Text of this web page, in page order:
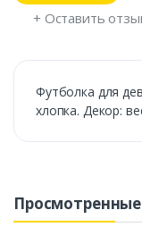
+ Оставить
Футболка для
хлопка. Декор: